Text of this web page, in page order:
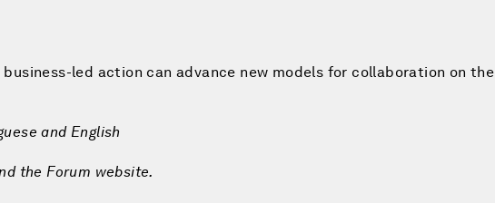
led action can advance new models for collaboration on the
and English
the Forum website.